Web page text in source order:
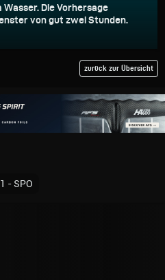
Wasser. Die Vorhersage
von gut zwei Stunden.
zurück zur Übersicht
- SPO